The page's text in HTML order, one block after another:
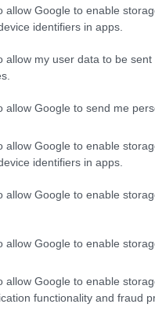
allow Google to enable
identifiers in apps.
allow my user data to be
allow Google to send me
allow Google to enable
identifiers in apps.
allow Google to enable
allow Google to enable
allow Google to enable
functionality and fraud
a
a sepangi shakedownon.